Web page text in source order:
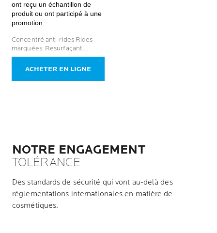
5
étoiles.
635
ont reçu un échantillon de
produit ou ont participé à une
promotion
Concentré anti-rides Rides
marquées. Resurfaçant.
Régénérant.
ACHETER EN LIGNE
NOTRE ENGAGEMENT
TOLÉRANCE
Des standards de sécurité qui vont au-delà des
réglementations internationales en matière de
cosmétiques.